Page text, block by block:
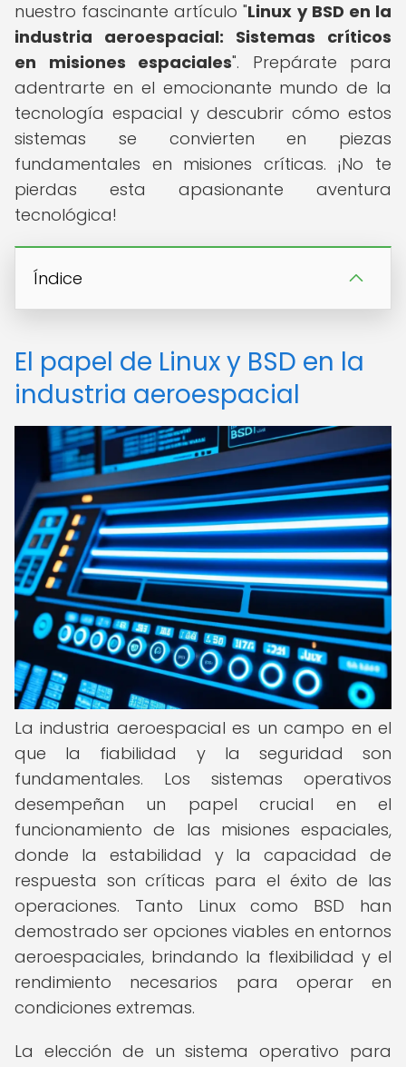
nuestro fascinante artículo "Linux y BSD en la
industria aeroespacial: Sistemas críticos
en misiones espaciales". Prepárate para
adentrarte en el emocionante mundo de la
tecnología espacial y descubrir cómo estos
sistemas se convierten en piezas
fundamentales en misiones críticas. ¡No te
pierdas esta apasionante aventura
tecnológica!
Índice
El papel de Linux y BSD en la
industria aeroespacial
La industria aeroespacial es un campo en el
que la fiabilidad y la seguridad son
fundamentales. Los sistemas operativos
desempeñan un papel crucial en el
funcionamiento de las misiones espaciales,
donde la estabilidad y la capacidad de
respuesta son críticas para el éxito de las
operaciones. Tanto Linux como BSD han
demostrado ser opciones viables en entornos
aeroespaciales, brindando la flexibilidad y el
rendimiento necesarios para operar en
condiciones extremas.
La elección de un sistema operativo para